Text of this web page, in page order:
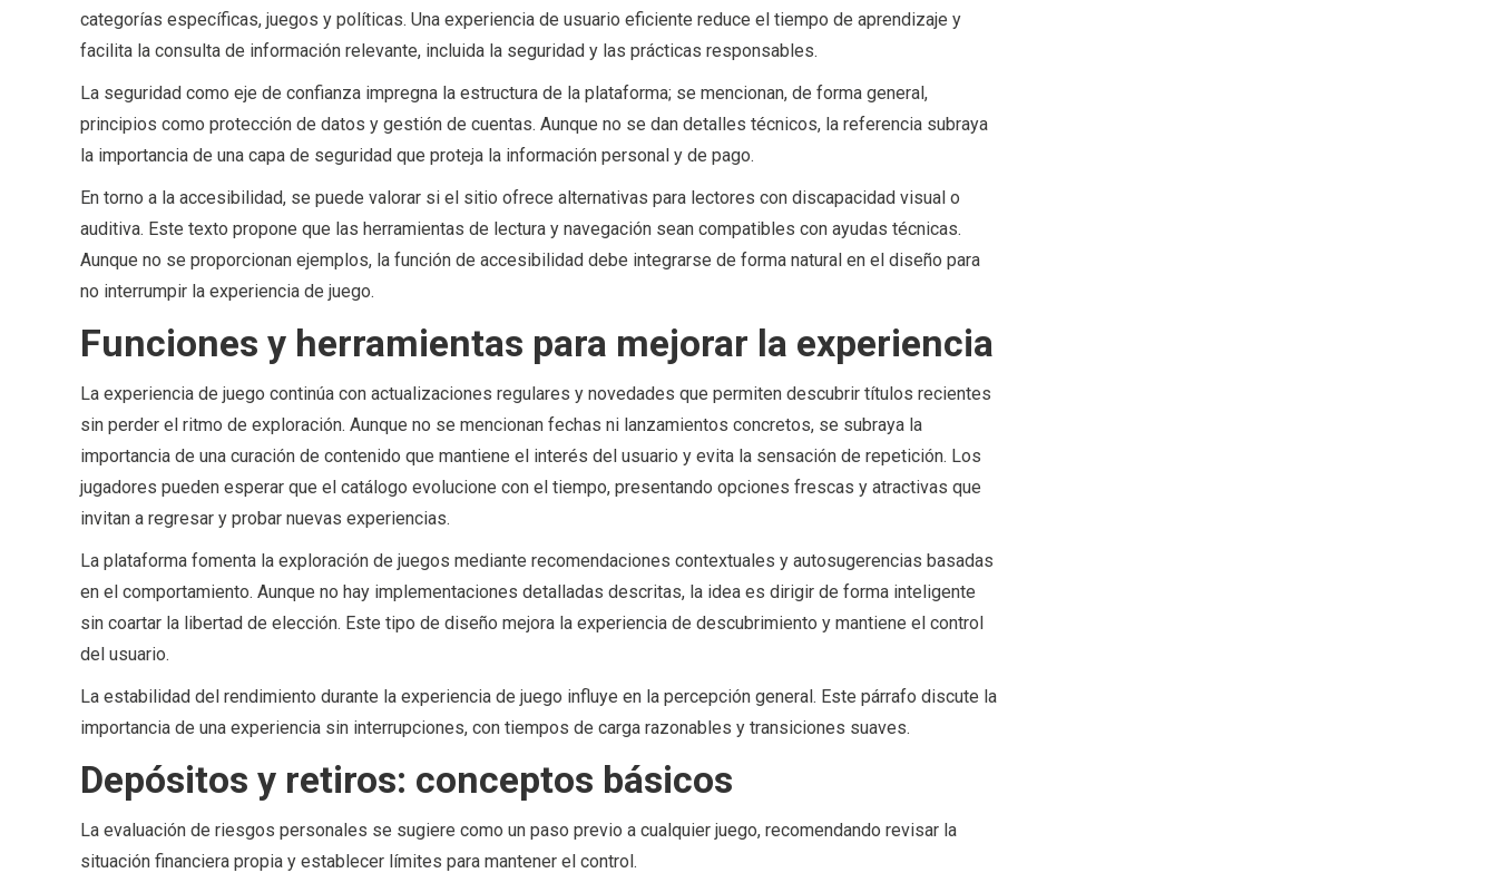
categorías específicas, juegos y políticas. Una experiencia de usuario eficiente reduce el tiempo de aprendizaje y
facilita la consulta de información relevante, incluida la seguridad y las prácticas responsables.
La seguridad como eje de confianza impregna la estructura de la plataforma; se mencionan, de forma general,
principios como protección de datos y gestión de cuentas. Aunque no se dan detalles técnicos, la referencia subraya
la importancia de una capa de seguridad que proteja la información personal y de pago.
En torno a la accesibilidad, se puede valorar si el sitio ofrece alternativas para lectores con discapacidad visual o
auditiva. Este texto propone que las herramientas de lectura y navegación sean compatibles con ayudas técnicas.
Aunque no se proporcionan ejemplos, la función de accesibilidad debe integrarse de forma natural en el diseño para
no interrumpir la experiencia de juego.
Funciones y herramientas para mejorar la experiencia
La experiencia de juego continúa con actualizaciones regulares y novedades que permiten descubrir títulos recientes
sin perder el ritmo de exploración. Aunque no se mencionan fechas ni lanzamientos concretos, se subraya la
importancia de una curación de contenido que mantiene el interés del usuario y evita la sensación de repetición. Los
jugadores pueden esperar que el catálogo evolucione con el tiempo, presentando opciones frescas y atractivas que
invitan a regresar y probar nuevas experiencias.
La plataforma fomenta la exploración de juegos mediante recomendaciones contextuales y autosugerencias basadas
en el comportamiento. Aunque no hay implementaciones detalladas descritas, la idea es dirigir de forma inteligente
sin coartar la libertad de elección. Este tipo de diseño mejora la experiencia de descubrimiento y mantiene el control
del usuario.
La estabilidad del rendimiento durante la experiencia de juego influye en la percepción general. Este párrafo discute la
importancia de una experiencia sin interrupciones, con tiempos de carga razonables y transiciones suaves.
Depósitos y retiros: conceptos básicos
La evaluación de riesgos personales se sugiere como un paso previo a cualquier juego, recomendando revisar la
situación financiera propia y establecer límites para mantener el control.